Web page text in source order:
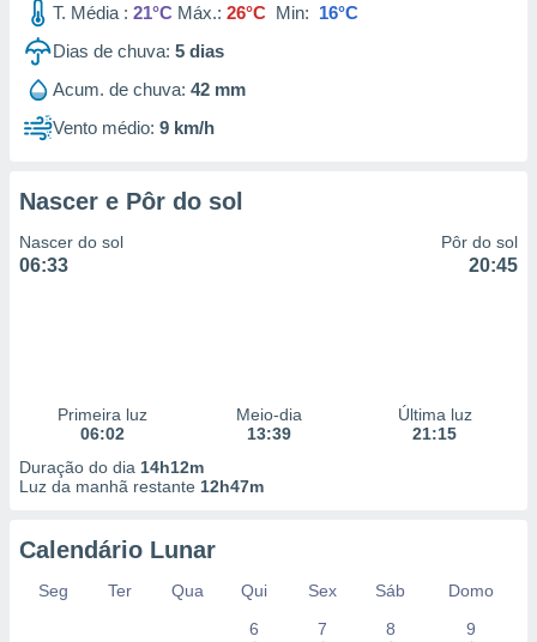
utilizar
criar
medir
da
de dados
e melhorar
dados
T. Média : 21°C Máx.: 26°C Min: 16°C
Dias de chuva: 5 dias
Acum. de chuva: 42 mm
Vento médio: 9 km/h
Nascer e Pôr do sol
Nascer do sol
06:33
Pôr do sol
20:45
Primeira luz
06:02
Meio-dia
13:39
Última luz
21:15
Duração do dia 14h12m
Luz da manhã restante 12h47m
Calendário Lunar
Seg Ter Qua Qui Sex Sáb
Domo
6
7 8 9